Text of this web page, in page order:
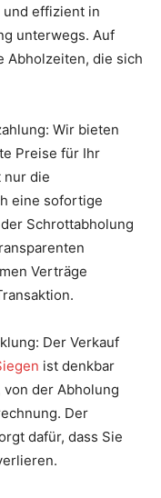
effizient in
unterwegs. Auf
Abholzeiten, die sich
Wir bieten
Preise für Ihr
nur die
eine sofortige
Schrottabholung
Verträge
Der Verkauf
ist denkbar
der Abholung
Der
dafür, dass Sie